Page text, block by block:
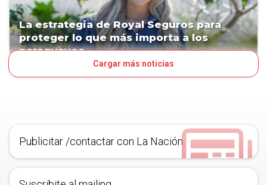
La estrategia de Royal Seguros para
proteger lo que más importa a los
paraguayos
CORE BUSINESSCargar más noticias
Publicitar /contactar con La Nación